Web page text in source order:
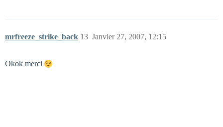
mrfreeze_strike_back Janvier 27, 2007, 12:15
13
Okok merci